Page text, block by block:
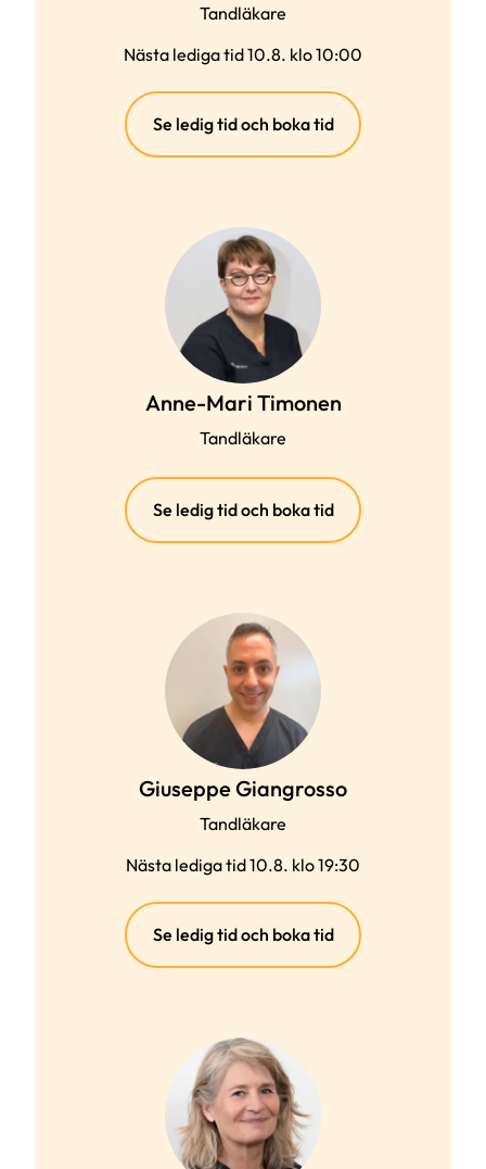
Tandläkare
Nästa lediga tid 10.8. klo 10:00
Se ledig tid och boka tid(extern
länk)
Anne-Mari Timonen
Tandläkare
Se ledig tid och boka tid(extern
länk)
Giuseppe Giangrosso
Tandläkare
Nästa lediga tid 10.8. klo 19:30
Se ledig tid och boka tid(extern
länk)